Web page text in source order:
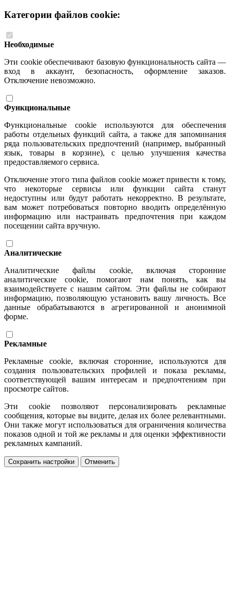
Категории файлов cookie:
Необходимые
Эти cookie обеспечивают базовую функциональность сайта —
вход в аккаунт, безопасность, оформление заказов.
Отключение невозможно.
Функциональные
Функциональные cookie используются для обеспечения
работы отдельных функций сайта, а также для запоминания
ряда пользовательских предпочтений (например, выбранный
язык, товары в корзине), с целью улучшения качества
предоставляемого сервиса.
Отключение этого типа файлов cookie может привести к тому,
что некоторые сервисы или функции сайта станут
недоступны или будут работать некорректно. В результате,
вам может потребоваться повторно вводить определённую
информацию или настраивать предпочтения при каждом
посещении сайта вручную.
Аналитические
Аналитические файлы cookie, включая сторонние
аналитические cookie, помогают нам понять, как вы
взаимодействуете с нашим сайтом. Эти файлы не собирают
информацию, позволяющую установить вашу личность. Все
данные обрабатываются в агрегированной и анонимной
форме.
Рекламные
Рекламные cookie, включая сторонние, используются для
создания пользовательских профилей и показа рекламы,
соответствующей вашим интересам и предпочтениям при
просмотре сайтов.
Эти cookie позволяют персонализировать рекламные
сообщения, которые вы видите, делая их более релевантными.
Они также могут использоваться для ограничения количества
показов одной и той же рекламы и для оценки эффективности
рекламных кампаний.
Сохранить настройки Отменить